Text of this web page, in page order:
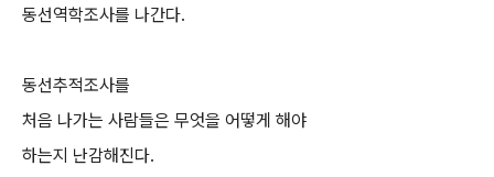
동선역학조사를 나간다.
동선추적조사를
처음 나가는 사람들은 무엇을 어떻게 해야
하는지 난감해진다.